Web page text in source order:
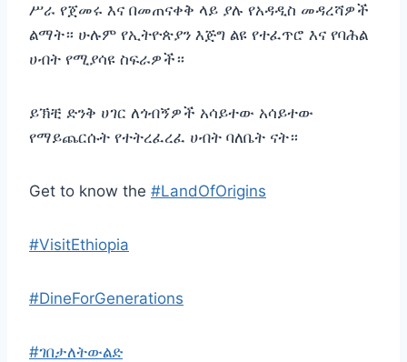
ሥራ የጀመሩ እና በመጠናቀቅ ላይ ያሉ የአዳዲስ መዳረሻዎች
ልማት። ሁሉም የኢትዮጵያን እጅግ ልዩ የተፈጥሮ እና የባሕል
ሀብት የሚያሳዩ ስፍራዎች።
ይኽቺ ድንቅ ሀገር ለጎብኝዎች አሳይተው አሳይተው
የማይጨርሱት የተትረፈረፈ ሀብት ባለቤት ናት።
Get to know the #LandOfOrigins
#VisitEthiopia
#DineForGenerations
#ገበታለትውልድ